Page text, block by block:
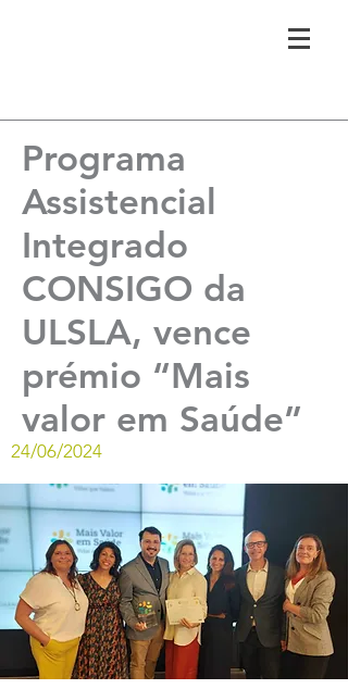
Programa
Assistencial
Integrado
CONSIGO da
ULSLA, vence
prémio “Mais
valor em Saúde”
24/06/2024